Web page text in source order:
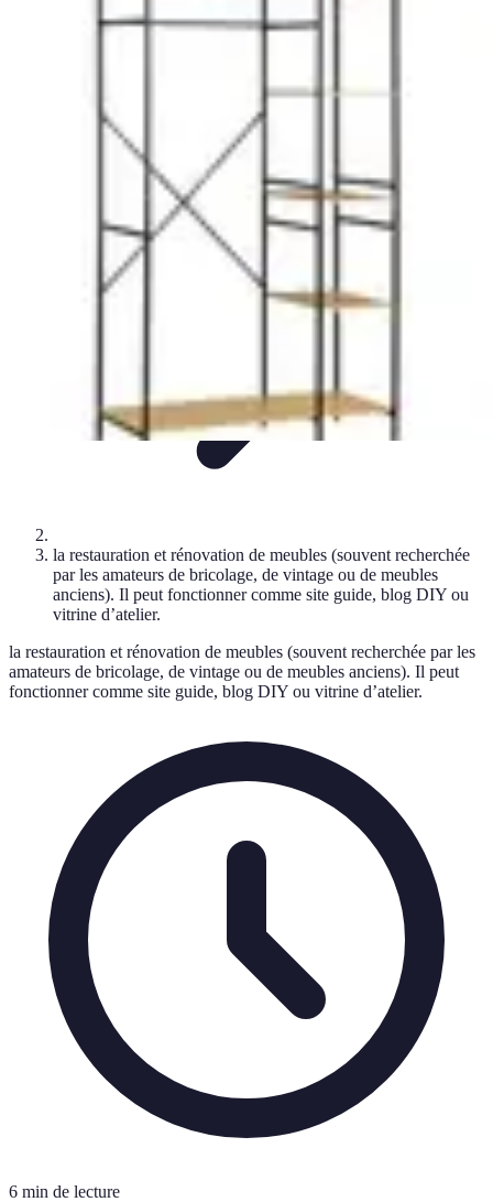
L'Atelier du Meuble
Introduction
la restauration et rénovation de meubles (souvent recherchée
par les amateurs de bricolage, de vintage ou de meubles
anciens). Il peut fonctionner comme site guide, blog DIY ou
vitrine d’atelier.
la restauration et rénovation de meubles (souvent recherchée par les
amateurs de bricolage, de vintage ou de meubles anciens). Il peut
fonctionner comme site guide, blog DIY ou vitrine d’atelier.
6 min de lecture